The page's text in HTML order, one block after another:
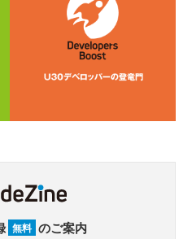
無料 のご案内